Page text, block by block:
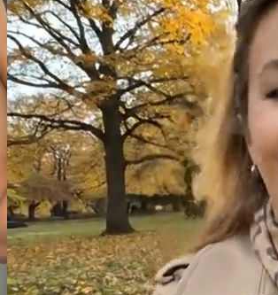
Últimos modelos de IA
Nano Banana Pro/2
Genera y edita imágenes con flujos de trabajo de
basados en prompts.